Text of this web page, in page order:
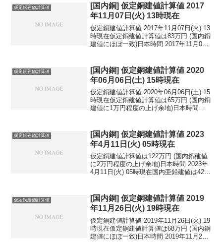
1ドル：...
仮定銅建値計算値
[国内銅] 仮定銅建値計算値 2017
年11月07日(火) 13時現在
仮定銅建値計算値 2017年11月07日(火) 13
時現在仮定銅建値計算値は83万円 (国内銅
建値にほぼ一致)日本時間 2017年11月07
円...
仮定銅建値計算値
[国内銅] 仮定銅建値計算値 2020
年06月06日(土) 15時現在
仮定銅建値計算値 2020年06月06日(土) 15
時現在仮定銅建値計算値は65万円 (国内銅
建値に1万円程度の上げ余地)日本時間
民元：1...
仮定銅建値計算値
[国内銅] 仮定銅建値計算値 2023
年4月11日(火) 05時現在
仮定銅建値計算値は122万円 (国内銅建値
に2万円程度の上げ余地)日本時間 2023年
4月11日(火) 05時現在国内亜鉛建値は42.7
元：19....
仮定銅建値計算値
[国内銅] 仮定銅建値計算値 2019
年11月26日(火) 19時現在
仮定銅建値計算値 2019年11月26日(火) 19
時現在仮定銅建値計算値は68万円 (国内銅
建値にほぼ一致)日本時間 2019年11月26